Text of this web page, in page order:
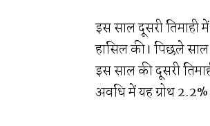
इस साल दूसरी तिमाही
हासिल की। पिछले
इस साल की दूसरी
अवधि में यह ग्रोथ 2.2%